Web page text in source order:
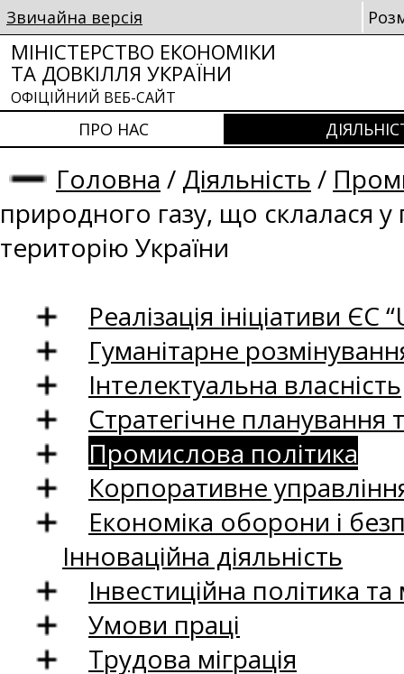
Звичайна версія
МІНІСТЕРСТВО ЕКОНОМІКИ
ТА ДОВКІЛЛЯ УКРАЇНИ
ОФІЦІЙНИЙ ВЕБ-САЙТ
ПРО НАС
Головна / Діяльність /
природного газу, що склалася
територію України
Реалізація ініціативи ЄС
Гуманітарне
Інтелектуальна власність
Стратегічне
Промислова політика
Корпоративне
Економіка оборони і
Інноваційна діяльність
Інвестиційна політика
Умови праці
Трудова міграція